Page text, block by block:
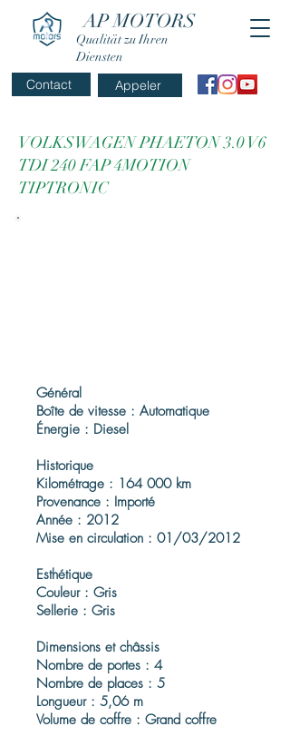
AP MOTORS
Qualität zu Ihren
Diensten
Appeler
Contact
VOLKSWAGEN PHAETON 3.0 V6
TDI 240 FAP 4MOTION
TIPTRONIC
Général
Boîte de vitesse : Automatique
Énergie : Diesel
Historique
Kilométrage : 164 000 km
Provenance : Importé
Année : 2012
Mise en circulation : 01/03/2012
Esthétique
Couleur : Gris
Sellerie : Gris
Dimensions et châssis
Nombre de portes : 4
Nombre de places : 5
Longueur : 5,06 m
Volume de coffre : Grand coffre